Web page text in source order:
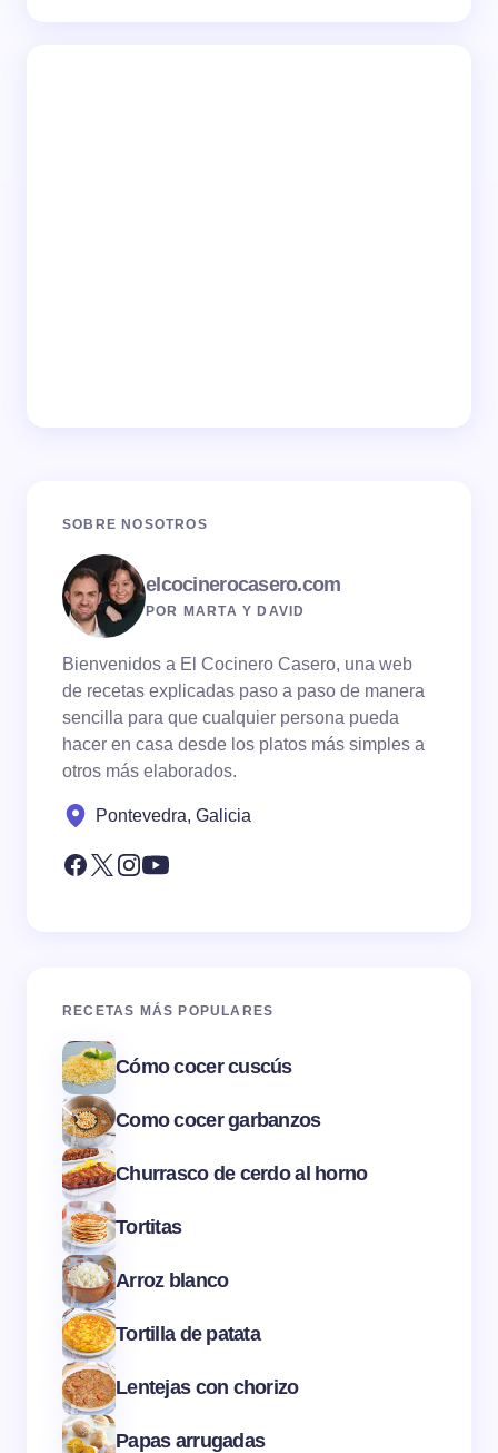
SOBRE NOSOTROS
elcocinerocasero.com
POR MARTA Y DAVID
Bienvenidos a El Cocinero Casero, una web
de recetas explicadas paso a paso de manera
sencilla para que cualquier persona pueda
hacer en casa desde los platos más simples a
otros más elaborados.
Pontevedra, Galicia
RECETAS MÁS POPULARES
Cómo cocer cuscús
Como cocer garbanzos
Churrasco de cerdo al horno
Tortitas
Arroz blanco
Tortilla de patata
Lentejas con chorizo
Papas arrugadas